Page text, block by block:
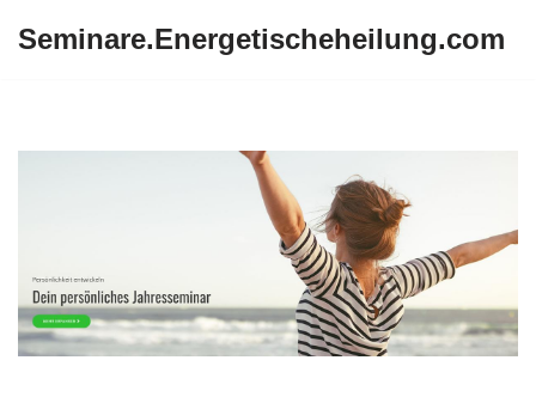
Seminare.Energetischeheilung.com